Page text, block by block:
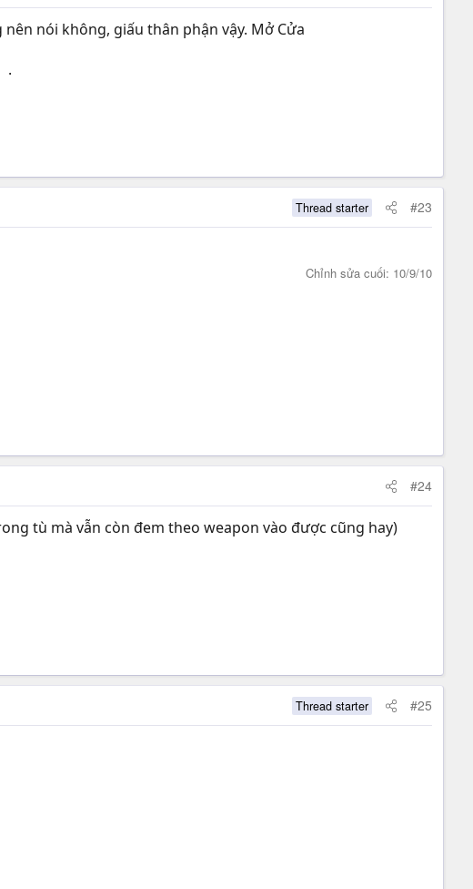
nói không, giấu thân phận vậy. Mở Cửa
.
Thread starter #23
Chỉnh sửa cuối: 10/9/10
#24
tù mà vẫn còn đem theo weapon vào được cũng hay)
Thread starter #25